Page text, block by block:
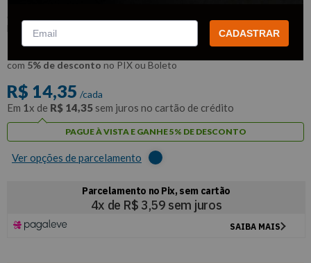
PALISAD
R$13,63
com 5% de desconto no PIX ou Boleto
R$ 14,35 /cada
Em 1x de R$ 14,35 sem juros no cartão de crédito
PAGUE À VISTA E GANHE 5% DE DESCONTO
Ver opções de parcelamento
CADASTRAR